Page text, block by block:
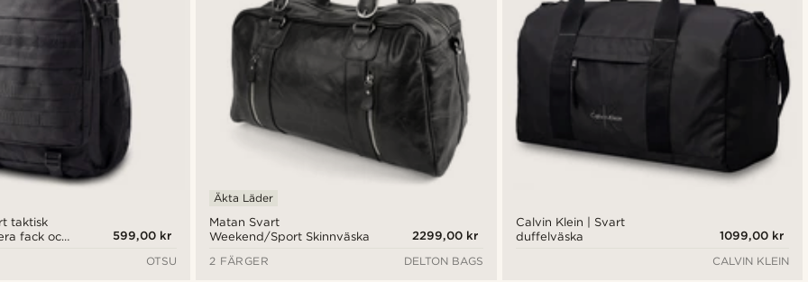
taktisk
fack och
599,00 kr
OTSU
Matan Svart
Weekend/Sport Skinnväska
Äkta Läder
2299,00 kr
2 FÄRGER
DELTON BAGS
Calvin Klein | Svart
duffelväska
1099,00 kr
CALVIN KLEIN